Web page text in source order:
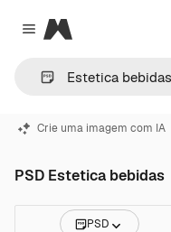
Close menu
Magnific
Crie uma imagem com IA
PSD Estetica bebidas
PSD